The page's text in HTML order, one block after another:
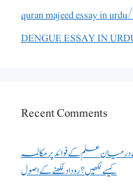
Recent Comments
کیسے لکھیں؟ روداد لکھنے کے اصول